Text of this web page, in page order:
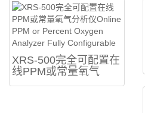
XRS-500完全可配置在
线PPM或常量氧气